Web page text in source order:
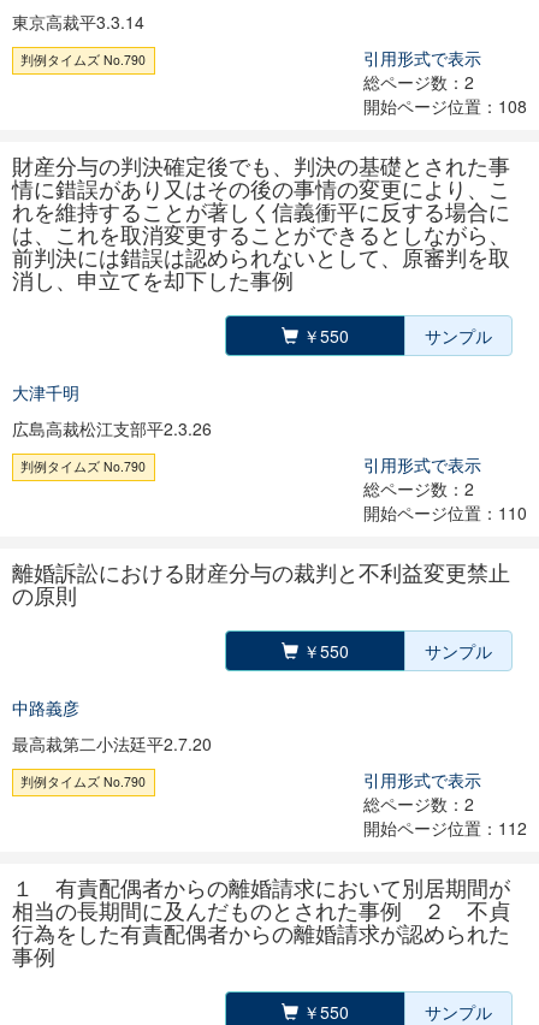
東京高裁平3.3.14
判例タイムズ No.790
引用形式で表示
総ページ数：2
開始ページ位置：108
財産分与の判決確定後でも、判決の基礎とされた事
情に錯誤があり又はその後の事情の変更により、こ
れを維持することが著しく信義衝平に反する場合に
は、これを取消変更することができるとしながら、
前判決には錯誤は認められないとして、原審判を取
消し、申立てを却下した事例
￥550 サンプル
大津千明
広島高裁松江支部平2.3.26
判例タイムズ No.790
引用形式で表示
総ページ数：2
開始ページ位置：110
離婚訴訟における財産分与の裁判と不利益変更禁止
の原則
￥550 サンプル
中路義彦
最高裁第二小法廷平2.7.20
判例タイムズ No.790
引用形式で表示
総ページ数：2
開始ページ位置：112
１ 有責配偶者からの離婚請求において別居期間が
相当の長期間に及んだものとされた事例 ２ 不貞
行為をした有責配偶者からの離婚請求が認められた
事例
￥550 サンプル